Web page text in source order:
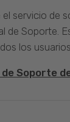
el servicio de
de Soporte.
los
Soporte de